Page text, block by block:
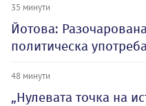
35 минути
Йотова:
политическа
48 минути
„Нулевата точка на